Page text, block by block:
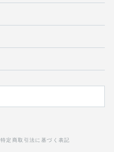
特定商取引法に基づく表記